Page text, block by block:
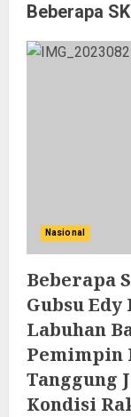
Beberapa
Nasional
Beberapa
Gubsu
Labuhan
Tanggung
Kondisi